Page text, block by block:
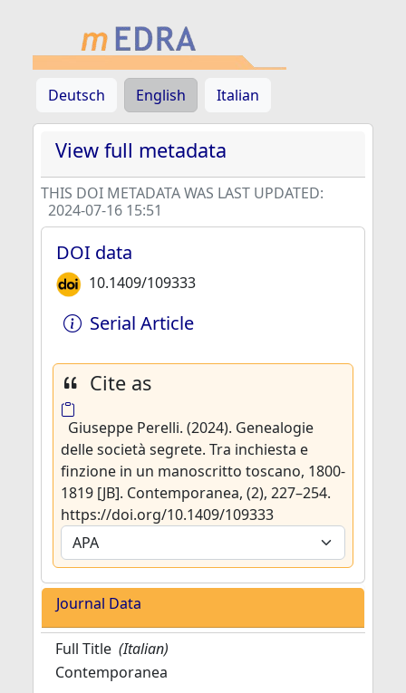
Deutsch English Italian
View full metadata
THIS DOI METADATA WAS LAST UPDATED:
2024-07-16 15:51
DOI data
10.1409/109333
Serial Article
Cite as
Giuseppe Perelli. (2024). Genealogie
delle società segrete. Tra inchiesta e
finzione in un manoscritto toscano, 1800-
1819 [JB]. Contemporanea, (2), 227–254.
https://doi.org/10.1409/109333
Journal Data
Full Title (Italian)
Contemporanea